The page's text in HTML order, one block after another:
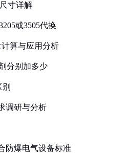
寸详解
或3505代换
算与应用分析
分别加多少
调研与分析
防爆电气设备标准